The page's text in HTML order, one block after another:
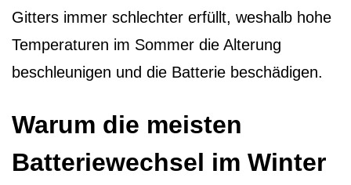
Gitters immer schlechter erfüllt, weshalb hohe
Temperaturen im Sommer die Alterung
beschleunigen und die Batterie beschädigen.
Warum die meisten
Batteriewechsel im Winter